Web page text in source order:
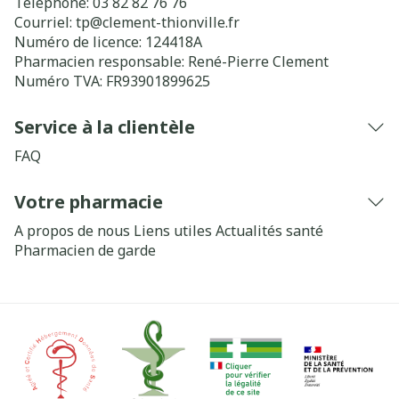
Courriel: tp@clement-thionville.fr
Numéro de licence: 124418A
Pharmacien responsable: René-Pierre Clement
Numéro TVA: FR93901899625
Service à la clientèle
FAQ
Votre pharmacie
A propos de nous Liens utiles Actualités santé
Pharmacien de garde